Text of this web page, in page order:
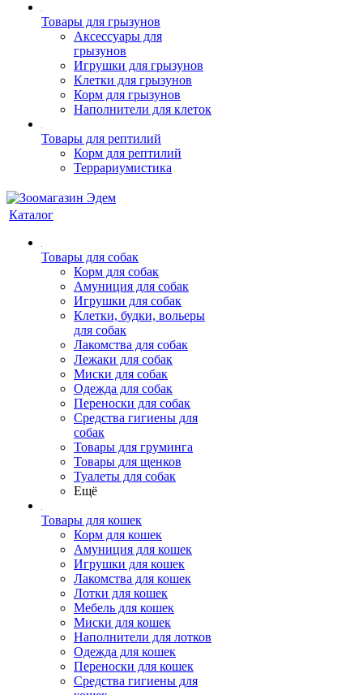
Товары для грызунов
Аксессуары для
грызунов
Игрушки для грызунов
Клетки для грызунов
Корм для грызунов
Наполнители для клеток
Товары для рептилий
Корм для рептилий
Террариумистика
Каталог
Товары для собак
Корм для собак
Амуниция для собак
Игрушки для собак
Клетки, будки, вольеры
для собак
Лакомства для собак
Лежаки для собак
Миски для собак
Одежда для собак
Переноски для собак
Средства гигиены для
собак
Товары для груминга
Товары для щенков
Туалеты для собак
Ещё
Товары для кошек
Корм для кошек
Амуниция для кошек
Игрушки для кошек
Лакомства для кошек
Лотки для кошек
Мебель для кошек
Миски для кошек
Наполнители для лотков
Одежда для кошек
Переноски для кошек
Средства гигиены для